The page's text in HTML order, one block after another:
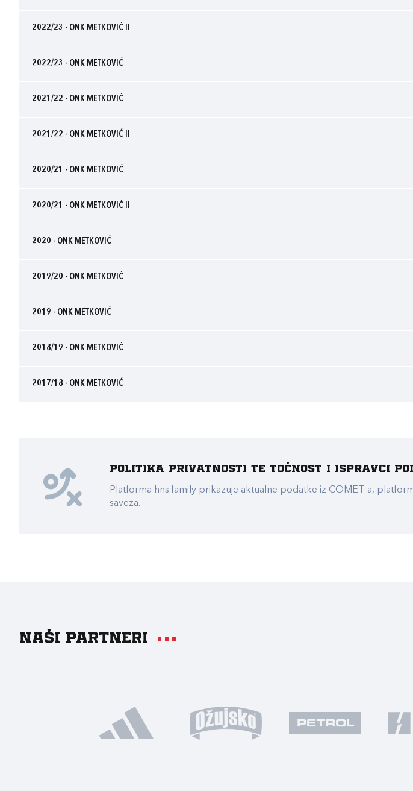
2022/23 - ONK METKOVIĆ II
2022/23 - ONK METKOVIĆ
2021/22 - ONK METKOVIĆ
2021/22 - ONK METKOVIĆ II
2020/21 - ONK METKOVIĆ
2020/21 - ONK METKOVIĆ II
2020 - ONK METKOVIĆ
2019/20 - ONK METKOVIĆ
2019 - ONK METKOVIĆ
2018/19 - ONK METKOVIĆ
2017/18 - ONK METKOVIĆ
Politika privatnosti te točnost i ispravci
Platforma hns.family prikazuje aktualne podatke iz COMET-a,
saveza.
Naši partneri